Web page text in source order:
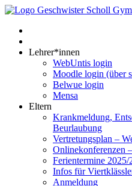
Lehrer*innen
WebUntis login
Moodle login (über
Belwue login
Mensa
Eltern
Krankmeldung,
Beurlaubung
Vertretungsplan –
Onlinekonferenzen
Ferientermine
Infos für
Anmeldung